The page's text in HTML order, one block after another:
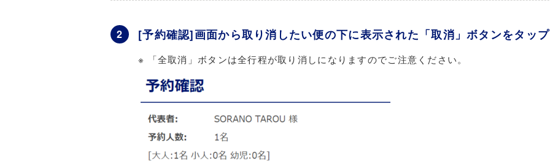
2 [予約確認]画面から取り消したい便の下に表示された「取消」ボタンをタップ
※ 「全取消」ボタンは全行程が取り消しになりますのでご注意ください。